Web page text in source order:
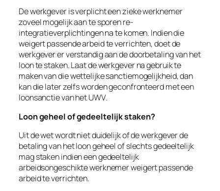
De werkgever is verplicht een zieke werknemer
zoveel mogelijk aan te sporen re-
integratieverplichtingen na te komen. Indien die
weigert passende arbeid te verrichten, doet de
werkgever er verstandig aan de doorbetaling van het
loon te staken. Laat de werkgever na gebruik te
maken van die wettelijke sanctiemogelijkheid, dan
kan die later zelfs worden geconfronteerd met een
loonsanctie van het UWV.
Loon geheel of gedeeltelijk staken?
Uit de wet wordt niet duidelijk of de werkgever de
betaling van het loon geheel of slechts gedeeltelijk
mag staken indien een gedeeltelijk
arbeidsongeschikte werknemer weigert passende
arbeid te verrichten.